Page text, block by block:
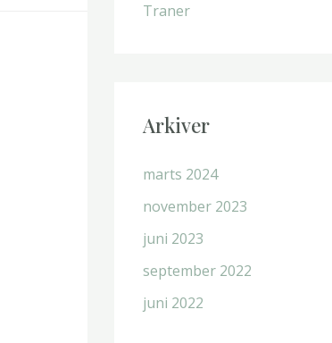
Traner
Arkiver
marts 2024
november 2023
juni 2023
september 2022
juni 2022